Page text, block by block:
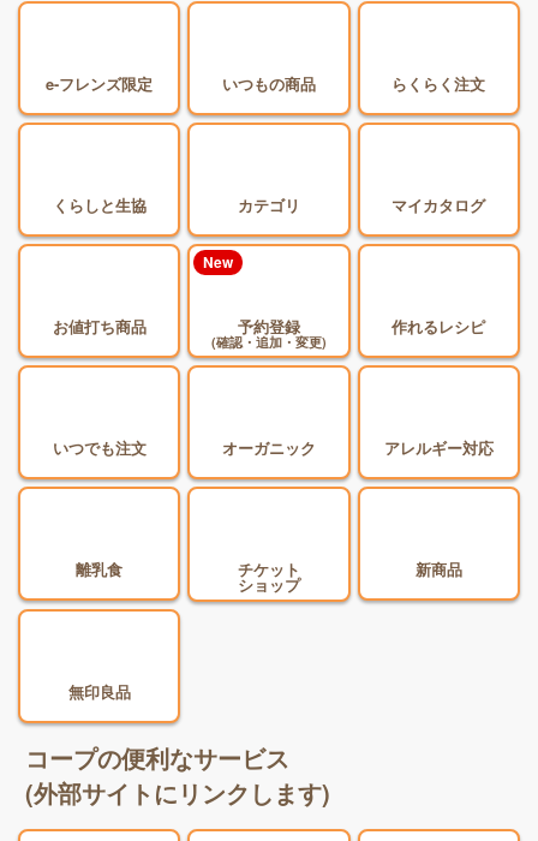
e-フレンズ限定 いつもの商品 らくらく注文
くらしと生協 カテゴリ マイカタログ
お値打ち商品 予約登録
(確認・追加・変更)
New
作れるレシピ
いつでも注文 オーガニック アレルギー対応
離乳食 チケット
ショップ
新商品
無印良品
コープの便利なサービス
(外部サイトにリンクします)